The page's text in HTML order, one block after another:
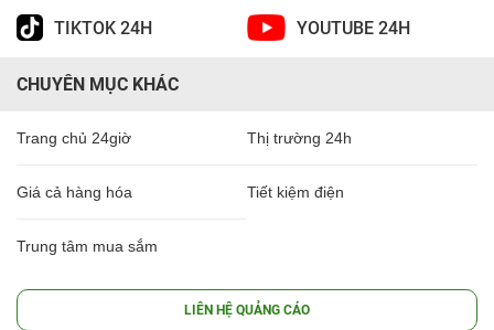
TIKTOK 24H YOUTUBE 24H
CHUYÊN MỤC KHÁC
Trang chủ 24giờ Thị trường 24h
Giá cả hàng hóa Tiết kiệm điện
Trung tâm mua sắm
LIÊN HỆ QUẢNG CÁO